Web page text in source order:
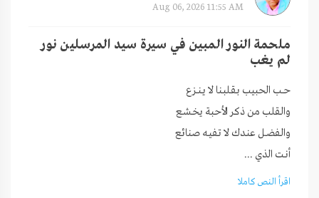
Aug 06, 2026 11:55 AM
ملحمة النور المبين في سيرة سيد المرسلين نور
لم يغب
أنـت الذي ...
اقرأ النص كاملا